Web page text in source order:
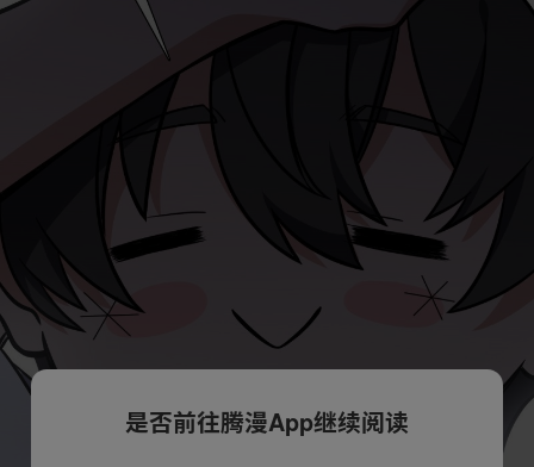
是否前往腾漫App继续阅读